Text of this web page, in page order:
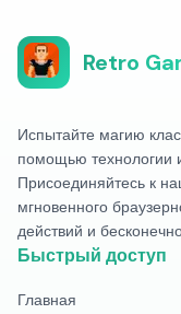
Retro
Испытайте магию
помощью технологии
Присоединяйтесь к
мгновенного
действий и
Быстрый доступ
Главная